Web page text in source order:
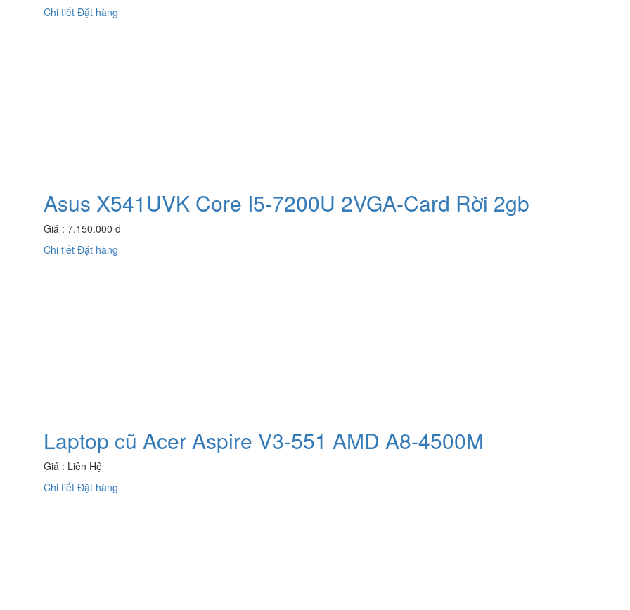
Chi tiết Đặt hàng
Asus X541UVK Core I5-7200U 2VGA-Card Rời 2gb
Giá : 7.150.000 đ
Chi tiết Đặt hàng
Laptop cũ Acer Aspire V3-551 AMD A8-4500M
Giá : Liên Hệ
Chi tiết Đặt hàng